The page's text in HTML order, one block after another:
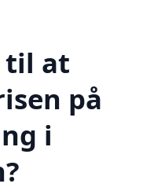
til at
på
i